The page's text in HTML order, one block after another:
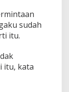
sudah
itu.
itu, kata